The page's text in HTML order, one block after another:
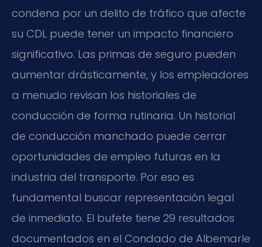
condena por un delito de tráfico que afecte
su CDL puede tener un impacto financiero
significativo. Las primas de seguro pueden
aumentar drásticamente, y los empleadores
a menudo revisan los historiales de
conducción de forma rutinaria. Un historial
de conducción manchado puede cerrar
oportunidades de empleo futuras en la
industria del transporte. Por eso es
fundamental buscar representación legal
de inmediato. El bufete tiene 29 resultados
documentados en el Condado de Albemarle